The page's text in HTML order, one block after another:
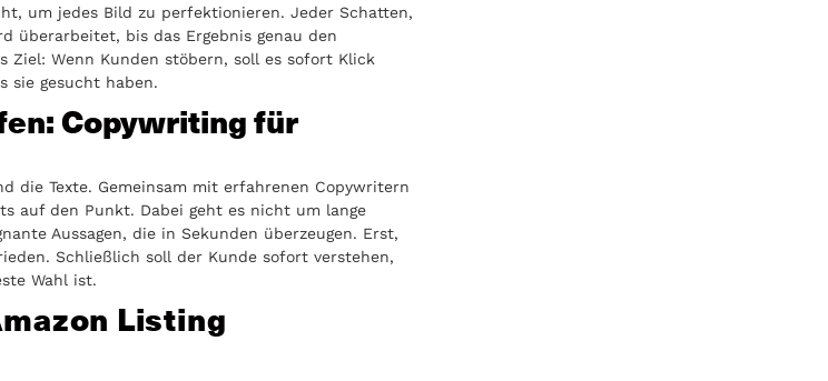
um jedes Bild zu perfektionieren. Jeder Schatten,
überarbeitet, bis das Ergebnis genau den
Ziel: Wenn Kunden stöbern, soll es sofort Klick
sie gesucht haben.
Copywriting für
die Texte. Gemeinsam mit erfahrenen Copywritern
auf den Punkt. Dabei geht es nicht um lange
Aussagen, die in Sekunden überzeugen. Erst,
Schließlich soll der Kunde sofort verstehen,
Wahl ist.
Listing